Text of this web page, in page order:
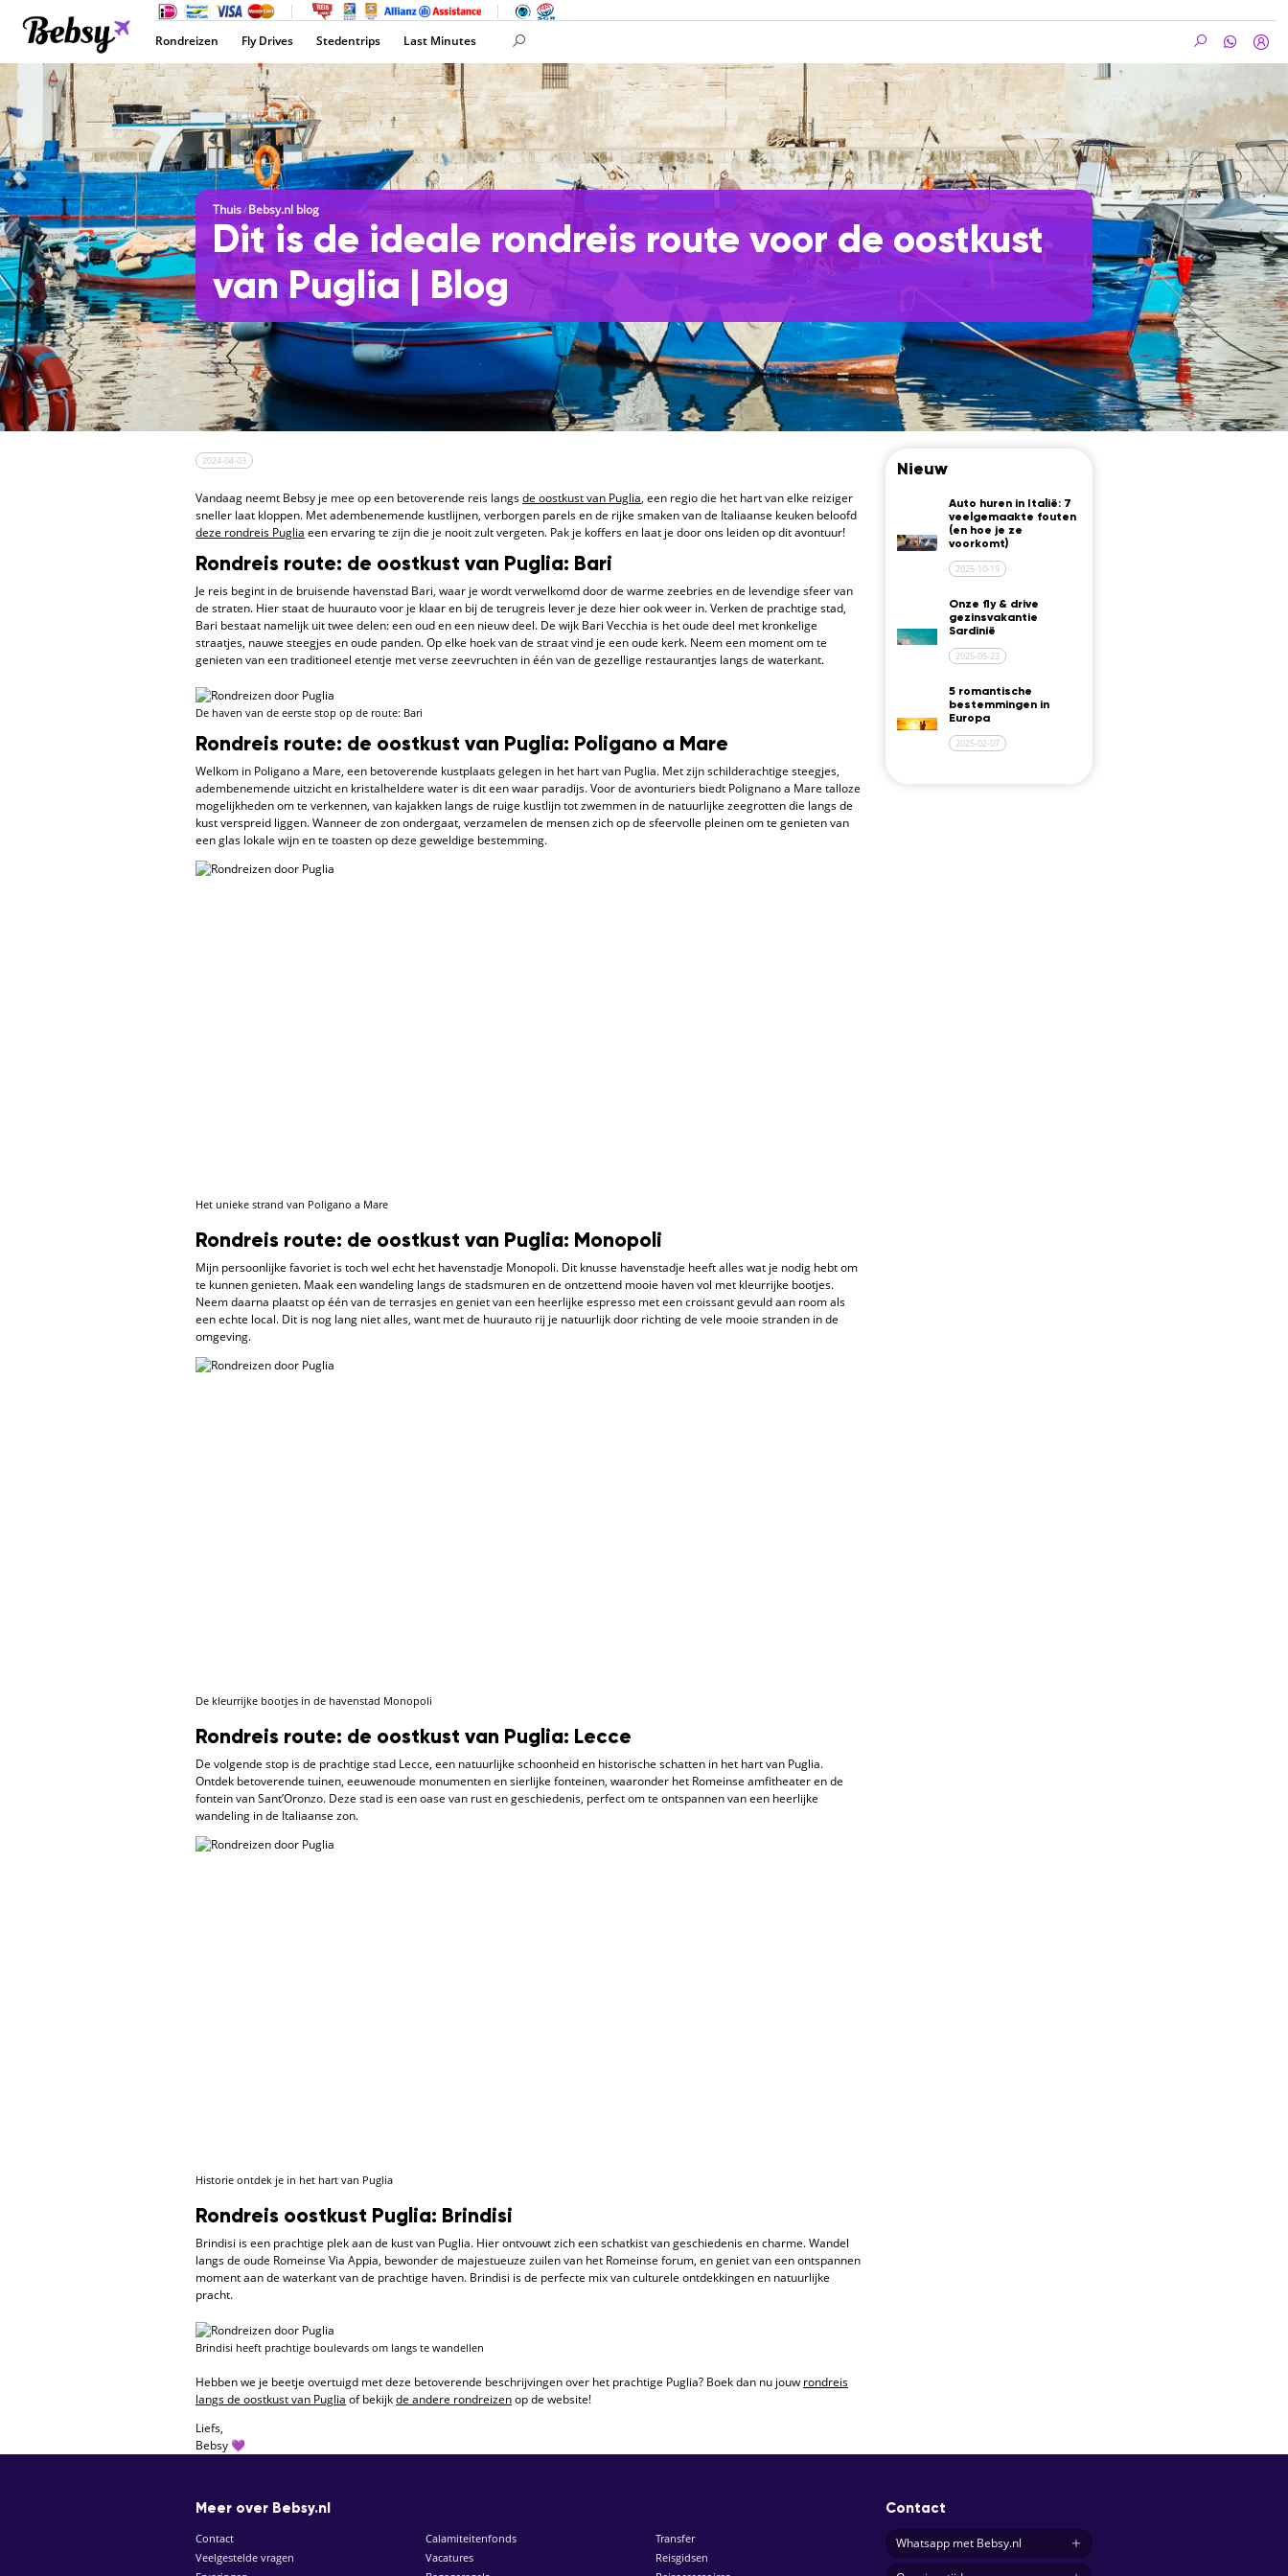
Rondreizen Fly Drives Stedentrips Last Minutes
Thuis/ Bebsy.nl blog
Dit is de ideale rondreis route voor de oostkust
van Puglia | Blog
2024-04-03
Vandaag neemt Bebsy je mee op een betoverende reis langsde oostkust van Puglia, een regio die het hart van elke reiziger
sneller laat kloppen. Met adembenemende kustlijnen, verborgen parels en de rijke smaken van de Italiaanse keuken beloofd
deze rondreis Puglia een ervaring te zijn die je nooit zult vergeten. Pak je koffers en laat je door ons leiden op dit avontuur!
Rondreis route: de oostkust van Puglia: Bari
Je reis begint in de bruisende havenstad Bari, waar je wordt verwelkomd door de warme zeebries en de levendige sfeer van
de straten. Hier staat de huurauto voor je klaar en bij de terugreis lever je deze hier ook weer in. Verken de prachtige stad,
Bari bestaat namelijk uit twee delen: een oud en een nieuw deel. De wijk Bari Vecchia is het oude deel met kronkelige
straatjes, nauwe steegjes en oude panden. Op elke hoek van de straat vind je een oude kerk. Neem een moment om te
genieten van een traditioneel etentje met verse zeevruchten in één van de gezellige restaurantjes langs de waterkant.
De haven van de eerste stop op de route: Bari
Rondreis route: de oostkust van Puglia: Poligano a Mare
Welkom in Poligano a Mare, een betoverende kustplaats gelegen in het hart van Puglia. Met zijn schilderachtige steegjes,
adembenemende uitzicht en kristalheldere water is dit een waar paradijs. Voor de avonturiers biedt Polignano a Mare talloze
mogelijkheden om te verkennen, van kajakken langs de ruige kustlijn tot zwemmen in de natuurlijke zeegrotten die langs de
kust verspreid liggen. Wanneer de zon ondergaat, verzamelen de mensen zich op de sfeervolle pleinen om te genieten van
een glas lokale wijn en te toasten op deze geweldige bestemming.
Het unieke strand van Poligano a Mare
Rondreis route: de oostkust van Puglia: Monopoli
Mijn persoonlijke favoriet is toch wel echt het havenstadje Monopoli. Dit knusse havenstadje heeft alles wat je nodig hebt om
te kunnen genieten. Maak een wandeling langs de stadsmuren en de ontzettend mooie haven vol met kleurrijke bootjes.
Neem daarna plaatst op één van de terrasjes en geniet van een heerlijke espresso met een croissant gevuld aan room als
een echte local. Dit is nog lang niet alles, want met de huurauto rij je natuurlijk door richting de vele mooie stranden in de
omgeving.
De kleurrijke bootjes in de havenstad Monopoli
Rondreis route: de oostkust van Puglia: Lecce
De volgende stop is de prachtige stad Lecce, een natuurlijke schoonheid en historische schatten in het hart van Puglia.
Ontdek betoverende tuinen, eeuwenoude monumenten en sierlijke fonteinen, waaronder het Romeinse amfitheater en de
fontein van Sant’Oronzo. Deze stad is een oase van rust en geschiedenis, perfect om te ontspannen van een heerlijke
wandeling in de Italiaanse zon.
Historie ontdek je in het hart van Puglia
Rondreis oostkust Puglia: Brindisi
Brindisi is een prachtige plek aan de kust van Puglia. Hier ontvouwt zich een schatkist van geschiedenis en charme. Wandel
langs de oude Romeinse Via Appia, bewonder de majestueuze zuilen van het Romeinse forum, en geniet van een ontspannen
moment aan de waterkant van de prachtige haven. Brindisi is de perfecte mix van culturele ontdekkingen en natuurlijke
pracht.
Brindisi heeft prachtige boulevards om langs te wandellen
Hebben we je beetje overtuigd met deze betoverende beschrijvingen over het prachtige Puglia? Boek dan nu jouw rondreis
langs de oostkust van Puglia of bekijkde andere rondreizenop de website!
Liefs,
Bebsy 💜
Nieuw
Auto huren in Italië: 7
veelgemaakte fouten
(en hoe je ze
voorkomt)
2025-10-19
Onze fly & drive
gezinsvakantie
Sardinië
2025-05-23
5 romantische
bestemmingen in
Europa
2025-02-07
Meer over Bebsy.nl
Contact
Veelgestelde vragen
Calamiteitenfonds
Vacatures
Transfer
Reisgidsen
Contact
Whatsapp met Bebsy.nl